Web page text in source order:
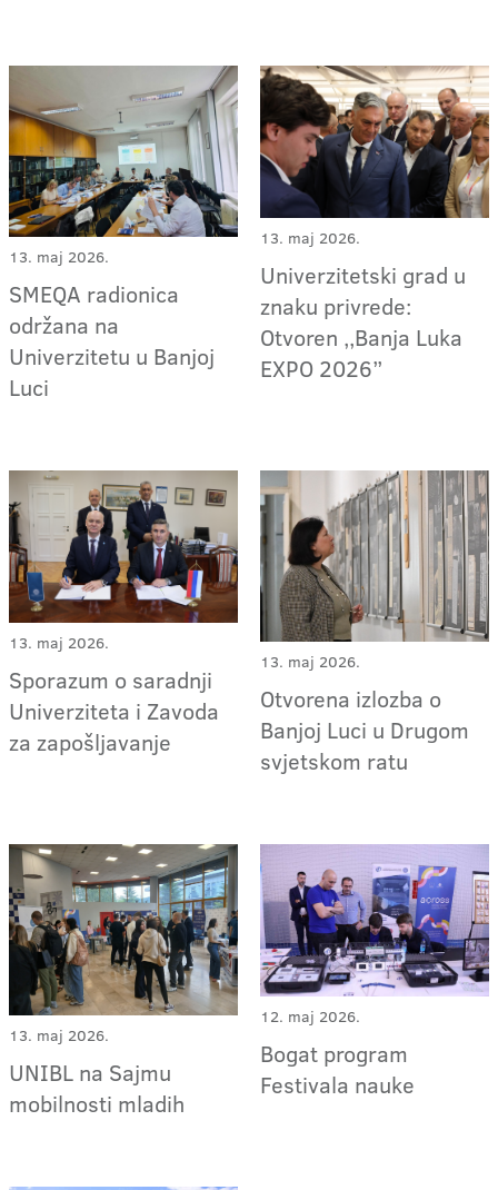
13. maj 2026.
SMEQA radionica
održana na
Univerzitetu u Banjoj
Luci
13. maj 2026.
Univerzitetski grad u
znaku privrede:
Otvoren ,,Banja Luka
EXPO 2026”
13. maj 2026.
Sporazum o saradnji
Univerziteta i Zavoda
za zapošljavanje
13. maj 2026.
Otvorena izlozba o
Banjoj Luci u Drugom
svjetskom ratu
13. maj 2026.
UNIBL na Sajmu
mobilnosti mladih
12. maj 2026.
Bogat program
Festivala nauke